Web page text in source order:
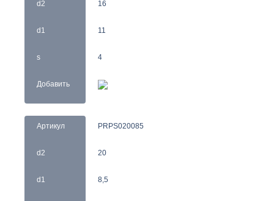
d2
d1
s
Добавить
16
11
4
Артикул
d2
d1
PRPS020085
20
8,5